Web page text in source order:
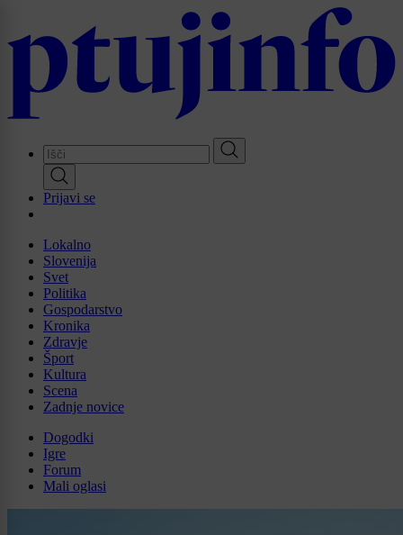
main
Prijavi se
Lokalno
Slovenija
Svet
Politika
Gospodarstvo
Kronika
Zdravje
Šport
Kultura
Scena
Zadnje novice
Dogodki
Igre
Forum
Mali oglasi